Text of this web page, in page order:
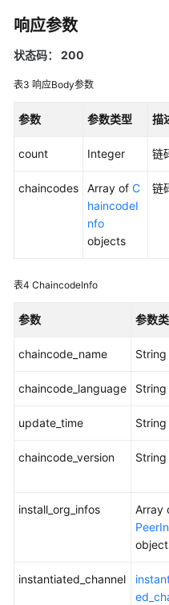
API
参
参
见
频
助
更
文
南
（阿
比
响应参数
状态码： 200
表3 响应Body参数
参数 参数类型 描
count Integer 链
chaincodes Array of C
haincodeI
nfo
objects
链
表4 ChaincodeInfo
参数 参数
chaincode_name String
chaincode_language String
update_time String
chaincode_version String
install_org_infos
Array
instantiated_channel